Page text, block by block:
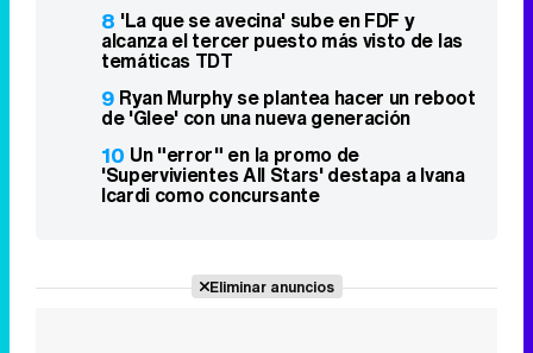
8 'La que se avecina' sube en FDF y
alcanza el tercer puesto más visto de las
temáticas TDT
9 Ryan Murphy se plantea hacer un reboot
de 'Glee' con una nueva generación
10 Un "error" en la promo de
'Supervivientes All Stars' destapa a Ivana
Icardi como concursante
Eliminar anuncios